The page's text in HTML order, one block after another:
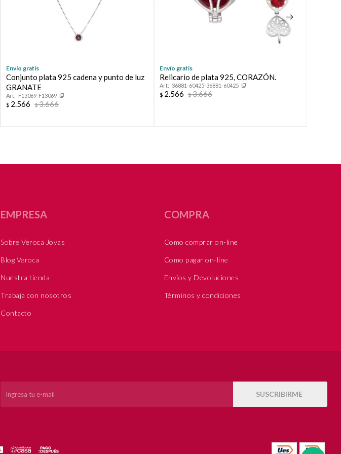
Envío gratis
Conjunto plata 925 cadena y punto de luz
GRANATE
F13069-F13069
$ 2.566 $3.666
Envío gratis
Relicario de plata 925, CORAZÓN.
36881-60425-36881-60425
$ 2.566 $3.666
SUSCRIBIRME
EMPRESA
Sobre Veroca Joyas
Blog Veroca
Nuestra tienda
Trabaja con nosotros
Contacto
COMPRA
Como comprar on-line
Como pagar on-line
Envíos y Devoluciones
Términos y condiciones